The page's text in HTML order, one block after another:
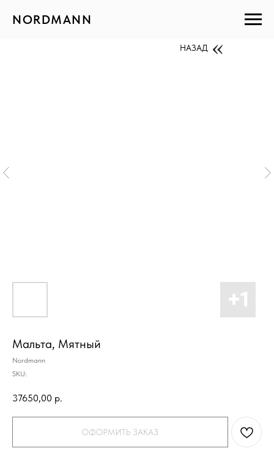
NORDMANN
НАЗАД
Мальта, Мятный
Nordmann
SKU:
37650,00 р.
ОФОРМИТЬ ЗАКАЗ